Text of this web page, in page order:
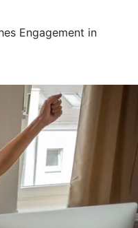
Engagement in